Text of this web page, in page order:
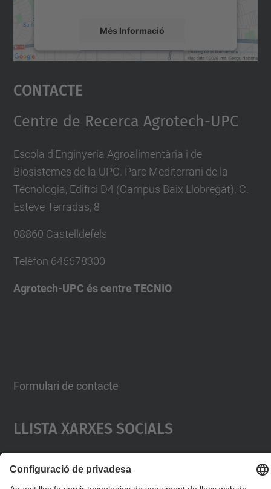
Més Informació
Accepta
powered by
Contacte
Centre de Recerca Agrotech-UPC
Escola d'Enginyeria Agroalimentària i de
Biosistemes de la UPC. Parc Mediterrani de la
Tecnologia, Edifici D4 (Campus Baix Llobregat). C.
Esteve Terradas, 8
08860 Castelldefels
Telèfon 646678300
Agrotech-UPC és centre TECNIO
Formulari de contacte
Llista Xarxes Socials